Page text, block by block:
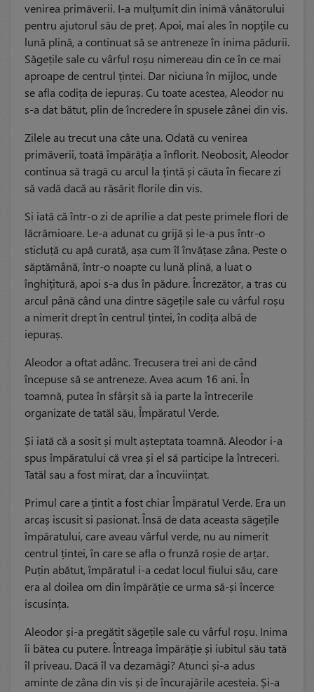
venirea primăverii. I-a mulțumit din inimă vânătorului
pentru ajutorul său de preț. Apoi, mai ales în nopțile cu
lună plină, a continuat să se antreneze în inima pădurii.
Săgețile sale cu vârful roșu nimereau din ce în ce mai
aproape de centrul țintei. Dar niciuna în mijloc, unde
se afla codița de iepuraș. Cu toate acestea, Aleodor nu
s-a dat bătut, plin de încredere în spusele zânei din vis.
Zilele au trecut una câte una. Odată cu venirea
primăverii, toată împărăția a înflorit. Neobosit, Aleodor
continua să tragă cu arcul la țintă și căuta în fiecare zi
să vadă dacă au răsărit florile din vis.
Si iată că într-o zi de aprilie a dat peste primele flori de
lăcrămioare. Le-a adunat cu grijă și le-a pus într-o
sticluță cu apă curată, așa cum îl învățase zâna. Peste o
săptămână, într-o noapte cu lună plină, a luat o
înghițitură, apoi s-a dus în pădure. Încrezător, a tras cu
arcul până când una dintre săgețile sale cu vârful roșu
a nimerit drept în centrul țintei, în codița albă de
iepuraș.
Aleodor a oftat adânc. Trecusera trei ani de când
începuse să se antreneze. Avea acum 16 ani. În
toamnă, putea în sfârșit să ia parte la întrecerile
organizate de tatăl său, Împăratul Verde.
Și iată că a sosit și mult așteptata toamnă. Aleodor i-a
spus împăratului că vrea și el să participe la întreceri.
Tatăl sau a fost mirat, dar a încuviințat.
Primul care a țintit a fost chiar Împăratul Verde. Era un
arcaș iscusit si pasionat. Însă de data aceasta săgețile
împăratului, care aveau vârful verde, nu au nimerit
centrul țintei, în care se afla o frunză roșie de arțar.
Puțin abătut, împăratul i-a cedat locul fiului său, care
era al doilea om din împărăție ce urma să-și încerce
iscusința.
Aleodor și-a pregătit săgețile sale cu vârful roșu. Inima
îi bătea cu putere. Întreaga împărăție și iubitul său tată
îl priveau. Dacă îl va dezamăgi? Atunci și-a adus
aminte de zâna din vis și de încurajările acesteia. Și-a